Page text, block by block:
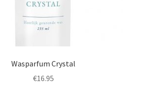
Wasparfum Crystal
€16.95